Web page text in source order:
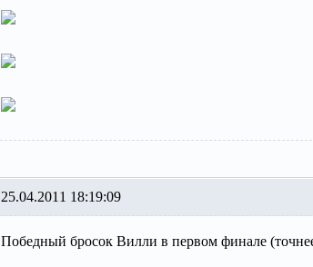
25.04.2011 18:19:09
Победный бросок Вилли в первом финале (точнее